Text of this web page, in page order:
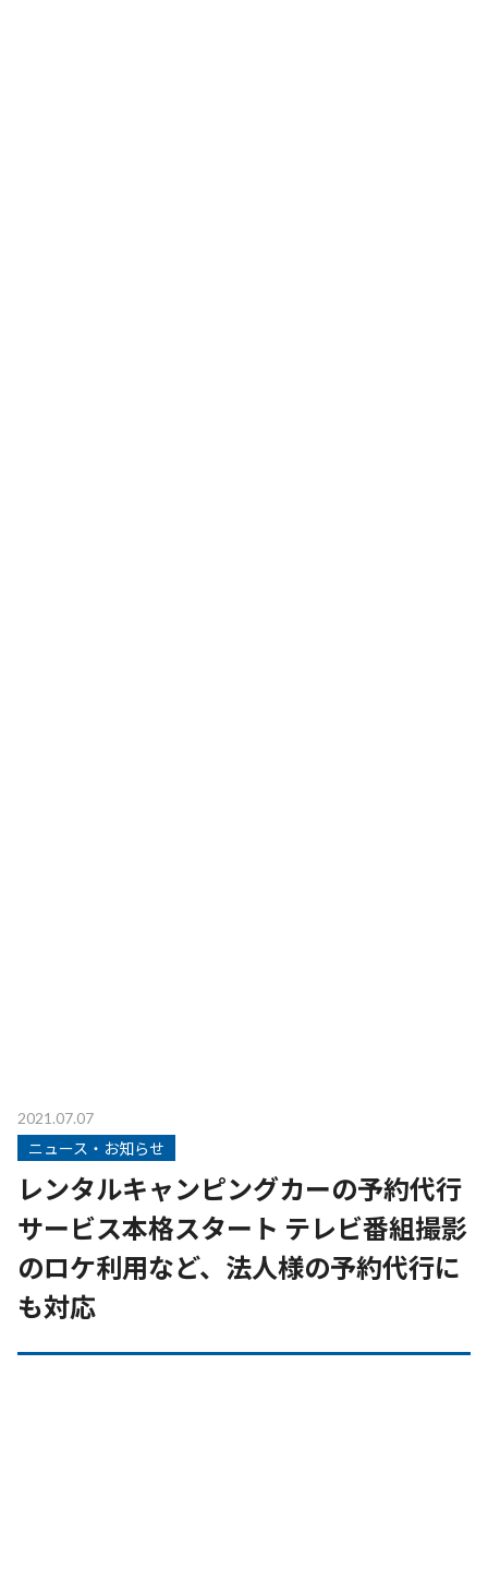
2021.07.07
ニュース・お知らせ
レンタルキャンピングカーの予約代行
サービス本格スタート テレビ番組撮影
のロケ利用など、法人様の予約代行に
も対応